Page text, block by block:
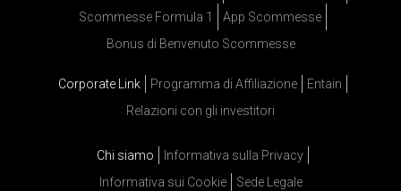
Scommesse Formula 1
App Scommesse
Bonus di Benvenuto Scommesse
Corporate Link Programma di Affiliazione
Entain
Relazioni con gli investitori
Chi siamo
Informativa sulla Privacy
Informativa sui Cookie
Sede Legale